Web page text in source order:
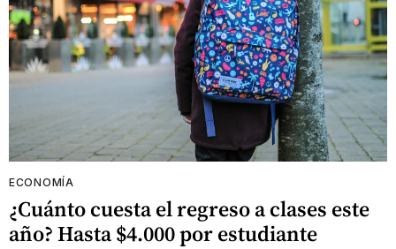
ECONOMÍA
¿Cuánto cuesta el regreso a clases este
año? Hasta $4.000 por estudiante